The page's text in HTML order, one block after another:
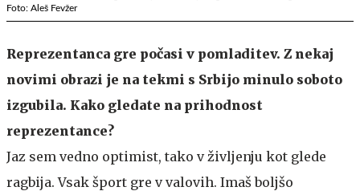
Foto: Aleš Fevžer
Reprezentanca gre počasi v pomladitev. Z nekaj
novimi obrazi je na tekmi s Srbijo minulo soboto
izgubila. Kako gledate na prihodnost
reprezentance?
Jaz sem vedno optimist, tako v življenju kot glede
ragbija. Vsak šport gre v valovih. Imaš boljšo